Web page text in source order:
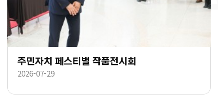
주민자치 페스티벌 작품전시회
2026-07-29